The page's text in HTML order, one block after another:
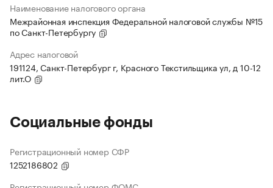
Наименование налогового органа
Межрайонная инспекция Федеральной налоговой службы №15
по Санкт-Петербургу
Адрес налоговой
191124, Санкт-Петербург г, Красного Текстильщика ул, д 10-12
лит.О
Социальные фонды
Регистрационный номер СФР
1252186802